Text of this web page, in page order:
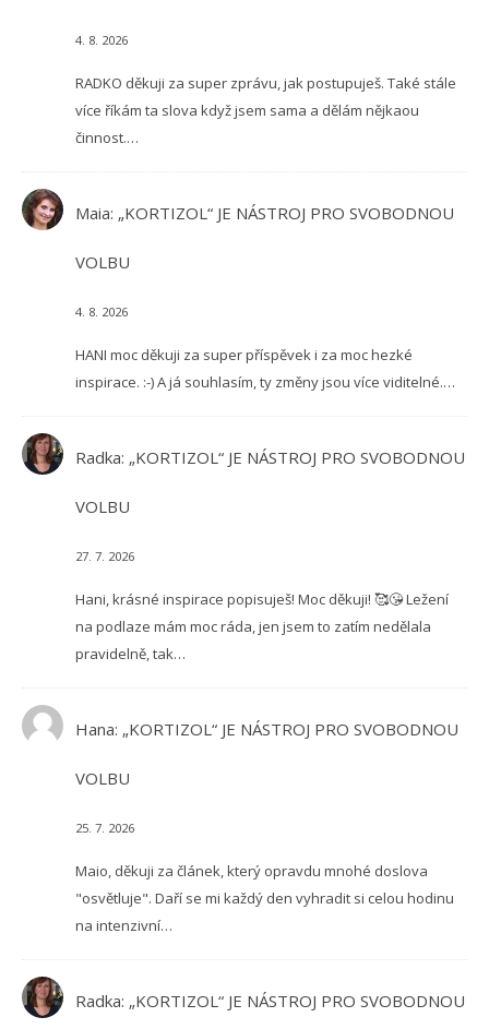
4. 8. 2026
RADKO děkuji za super zprávu, jak postupuješ. Také stále
více říkám ta slova když jsem sama a dělám nějkaou
činnost.…
Maia: „KORTIZOL“ JE NÁSTROJ PRO SVOBODNOU
VOLBU
4. 8. 2026
HANI moc děkuji za super příspěvek i za moc hezké
inspirace. :-) A já souhlasím, ty změny jsou více viditelné.…
Radka: „KORTIZOL“ JE NÁSTROJ PRO SVOBODNOU
VOLBU
27. 7. 2026
Hani, krásné inspirace popisuješ! Moc děkuji! 🥰😘 Ležení
na podlaze mám moc ráda, jen jsem to zatím nedělala
pravidelně, tak…
Hana: „KORTIZOL“ JE NÁSTROJ PRO SVOBODNOU
VOLBU
25. 7. 2026
Maio, děkuji za článek, který opravdu mnohé doslova
"osvětluje". Daří se mi každý den vyhradit si celou hodinu
na intenzivní…
Radka: „KORTIZOL“ JE NÁSTROJ PRO SVOBODNOU